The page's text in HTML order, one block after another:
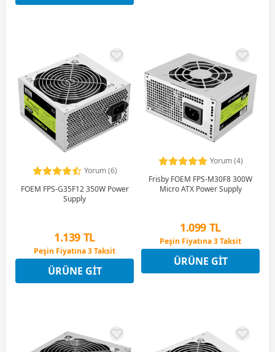
Yorum (6)
FOEM FPS-G35F12 350W Power
Supply
1.139 TL
Peşin Fiyatına 3 Taksit
12 Ay x 134 TL taksitle
Peşin Fiyatına 3 Taksit
ÜRÜNE GIT
Yorum (4)
Frisby FOEM FPS-M30F8 300W
Micro ATX Power Supply
1.099 TL
Peşin Fiyatına 3 Taksit
12 Ay x 129 TL taksitle
Peşin Fiyatına 3 Taksit
ÜRÜNE GIT